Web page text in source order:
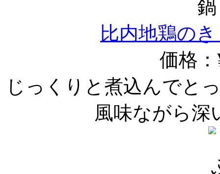
比内地鶏の
価格
じっくりと煮込んでと
風味ながら深